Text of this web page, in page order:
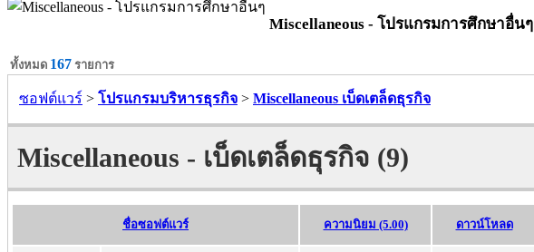
Miscellaneous - โปรแกรมการศึกษาอื่นๆ
ทั้งหมด 167 รายการ
ซอฟต์แวร์ > โปรแกรมบริหารธุรกิจ > Miscellaneous เบ็ดเตล็ดธุรกิจ
Miscellaneous - เบ็ดเตล็ดธุรกิจ (9)
ชื่อซอฟต์แวร์ ความนิยม (5.00) ดาวน์โหลด